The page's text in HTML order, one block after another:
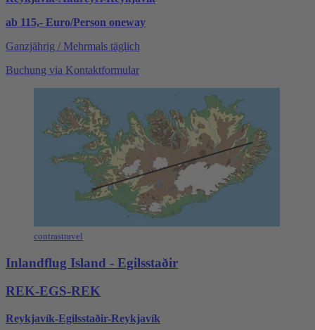
ab 115,- Euro/Person oneway
Ganzjährig / Mehrmals täglich
Buchung via Kontaktformular
contrastravel
Inlandflug Island - Egilsstaðir
REK-EGS-REK
Reykjavík-Egilsstaðir-Reykjavík